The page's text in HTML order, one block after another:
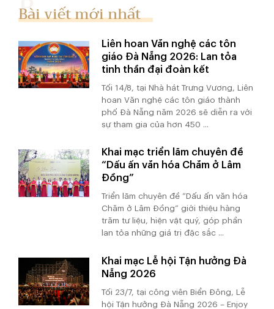
Bài viết mới nhất
Liên hoan Văn nghệ các tôn
giáo Đà Nẵng 2026: Lan tỏa
tinh thần đại đoàn kết
Tối 14/8, tại Nhà hát Trưng Vương, Liên
hoan Văn nghệ các tôn giáo thành
phố Đà Nẵng năm 2026 sẽ diễn ra với
sự tham gia của hơn 450 ...
Khai mạc triển lãm chuyên đề
“Dấu ấn văn hóa Chăm ở Lâm
Đồng”
Triển lãm chuyên đề “Dấu ấn văn hóa
Chăm ở Lâm Đồng” giới thiệu hàng
trăm tư liệu, hiện vật quý, góp phần
lan tỏa những giá trị đặc sắc ...
Khai mạc Lễ hội Tận hưởng Đà
Nẵng 2026
Tối 23/7, tại công viên Biển Đông, Lễ
hội Tận hưởng Đà Nẵng 2026 – Enjoy